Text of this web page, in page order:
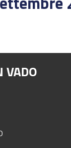
VADO